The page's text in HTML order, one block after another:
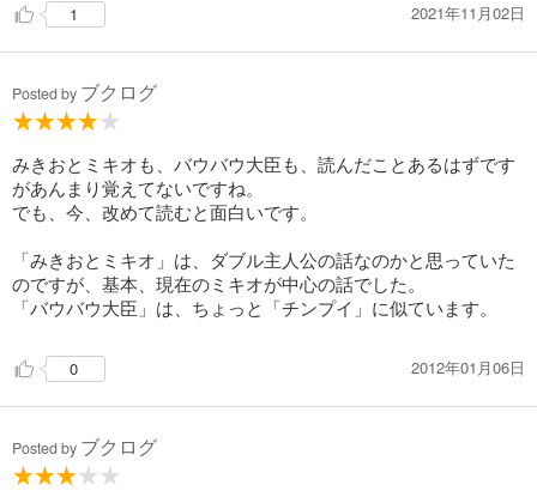
1
2021年11月02日
Posted by ブクログ
みきおとミキオも、バウバウ大臣も、読んだことあるはずです
があんまり覚えてないですね。
でも、今、改めて読むと面白いです。
「みきおとミキオ」は、ダブル主人公の話なのかと思っていた
のですが、基本、現在のミキオが中心の話でした。
「バウバウ大臣」は、ちょっと「チンプイ」に似ています。
0 2012年01月06日
Posted by ブクログ